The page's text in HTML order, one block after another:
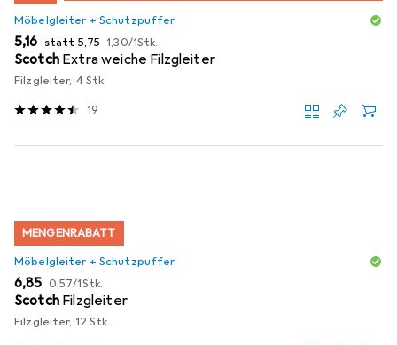
Möbelgleiter + Schutzpuffer
EUR
5,16 statt EUR
5,75 EUR
1,30/1Stk.
Scotch Extra weiche Filzgleiter
Filzgleiter, 4 Stk.
19
MENGENRABATT
Möbelgleiter + Schutzpuffer
EUR
6,85 EUR
0,57/1Stk.
Scotch Filzgleiter
Filzgleiter, 12 Stk.